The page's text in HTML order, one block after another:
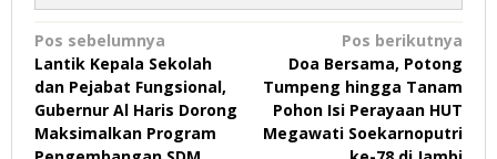
Navigasi
pos
Pos sebelumnya
Lantik Kepala Sekolah
dan Pejabat Fungsional,
Gubernur Al Haris Dorong
Maksimalkan Program
Pos berikutnya
Doa Bersama, Potong
Tumpeng hingga Tanam
Pohon Isi Perayaan HUT
Megawati Soekarnoputri